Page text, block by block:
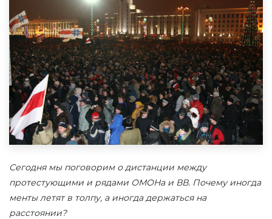
Сегодня мы поговорим о дистанции между
протестующими и рядами ОМОНа и ВВ. Почему иногда
менты летят в толпу, а иногда держаться на
расстоянии?